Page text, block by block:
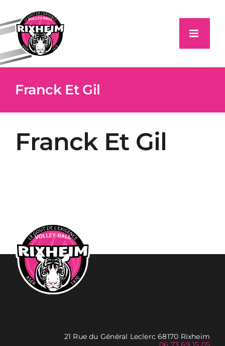
contenu
Franck Et Gil
Franck Et Gil
21 Rue du Général Leclerc 68170 Rixheim